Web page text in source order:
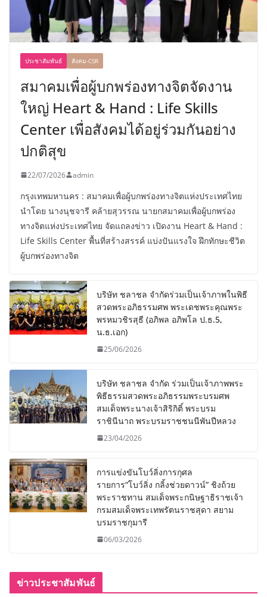
ประชาสัมพันธ์ สังคม-CSR
สมาคมเพื่อผู้บกพร่องทางจิตจัดงาน
ใหญ่ Heart & Hand : Life Skills
Center เพื่อสังคมได้อยู่ร่วมกันอย่าง
ปกติสุข
22/07/2026 admin
กรุงเทพมหานคร : สมาคมเพื่อผู้บกพร่องทางจิตแห่งประเทศไทย
นำโดย นางนุชจารี คล้ายสุวรรณ นายกสมาคมเพื่อผู้บกพร่อง
ทางจิตแห่งประเทศไทย จัดแถลงข่าว เปิดงาน Heart & Hand :
Life Skills Center พื้นที่สร้างสรรค์ แบ่งปันแรงใจ ฝึกทักษะชีวิต
ผู้บกพร่องทางจิต
บริษัท ชลาชล จำกัดร่วมเป็นเจ้าภาพในพิธี
สวดพระอภิธรรมศพ พระเดชพระคุณพระ
พรหมวชิรสุธี (อภิพล อภิพโล ป.ธ.5,
น.ธ.เอก)
25/06/2026
บริษัท ชลาชล จำกัด ร่วมเป็นเจ้าภาพพระ
พิธีธรรมสวดพระอภิธรรมพระบรมศพ
สมเด็จพระนางเจ้าสิริกิติ์ พระบรม
ราชินีนาถ พระบรมราชชนนีพันปีหลวง
23/04/2026
การแข่งขันโบว์ลิ่งการกุศล
รายการ“โบว์ลิ่ง กลิ้งช่วยดาวน์” ชิงถ้วย
พระราชทาน สมเด็จพระกนิษฐาธิราชเจ้า
กรมสมเด็จพระเทพรัตนราชสุดา สยาม
บรมราชกุมารี
06/03/2026
ข่าวประชาสัมพันธ์